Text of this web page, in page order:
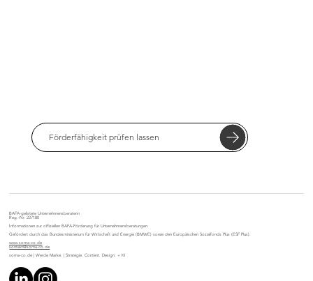
Förderfähigkeit prüfen lassen
BAFA-gelistete Unternehmensberaterin
Reg.-Nr. 227180
Informationen zur offiziellen BAFA-Förderung für Unternehmensberatungen.
Gefördert durch das Bundesministerium für Wirtschaft und Energie (BMWE) sowie den Europäischen Sozialfonds Plus (ESF Plus).
www.soma-co.de
kontakt@soma-co.de
soma-co.de | Werde Marke. | Strategie. Content. Design. +KI